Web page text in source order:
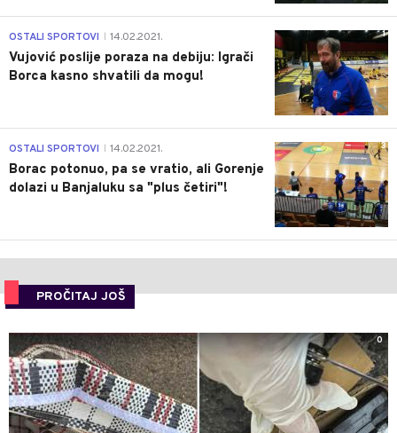
1
OSTALI SPORTOVI 14.02.2021.
Vujović poslije poraza na debiju: Igrači
Borca kasno shvatili da mogu!
3
OSTALI SPORTOVI 14.02.2021.
Borac potonuo, pa se vratio, ali Gorenje
dolazi u Banjaluku sa "plus četiri"!
PROČITAJ JOŠ
0